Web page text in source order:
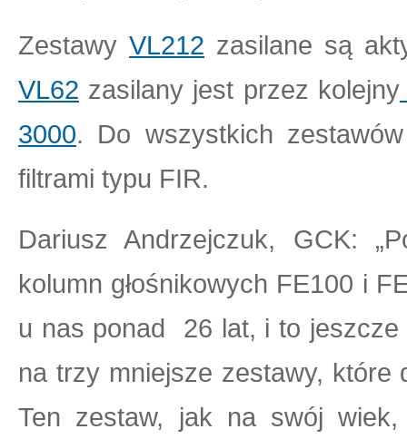
ZestawyVL212 zasilane są
VL62 zasilany jest przez kolejny
3000. Do wszystkich
filtrami typu FIR.
Dariusz Andrzejczuk, GCK:
kolumn głośnikowych FE100 i
u nas ponad 26 lat, i to jeszcze
na trzy mniejsze zestawy, które
Ten zestaw, jak na swój